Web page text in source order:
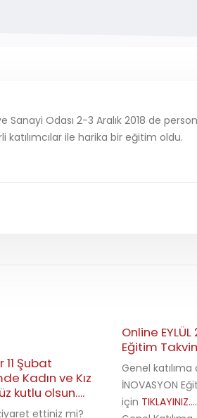
Sanayi Odası 2-3 Aralık 2018 de
katılımcılar ile harika bir eğitim oldu.
Şubat
Kadın ve Kız
kutlu olsun….
ettiniz mi?
Online
Eğitim
Genel katılıma
İNOVASYON
için TIKLAYINIZ….